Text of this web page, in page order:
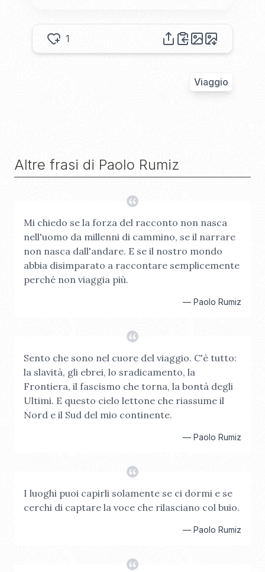
1
Viaggio
Altre frasi di Paolo Rumiz
Mi chiedo se la forza del racconto non nasca
nell'uomo da millenni di cammino, se il narrare
non nasca dall'andare. E se il nostro mondo
abbia disimparato a raccontare semplicemente
perché non viaggia più.
— Paolo Rumiz
Sento che sono nel cuore del viaggio. C'è tutto:
la slavità, gli ebrei, lo sradicamento, la
Frontiera, il fascismo che torna, la bontà degli
Ultimi. E questo cielo lettone che riassume il
Nord e il Sud del mio continente.
— Paolo Rumiz
I luoghi puoi capirli solamente se ci dormi e se
cerchi di captare la voce che rilasciano col buio.
— Paolo Rumiz